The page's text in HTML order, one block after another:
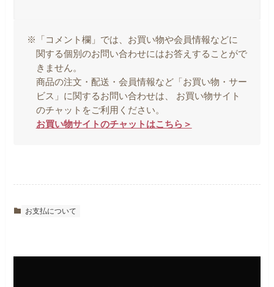
※「コメント欄」では、お買い物や会員情報などに
関する個別のお問い合わせにはお答えすることがで
きません。
商品の注文・配送・会員情報など「お買い物・サー
ビス」に関するお問い合わせは、 お買い物サイト
のチャットをご利用ください。
お買い物サイトのチャットはこちら＞
お支払について